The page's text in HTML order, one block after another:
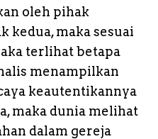
oleh pihak
kedua, maka sesuai
terlihat betapa
menampilkan
keautentikannya
maka dunia melihat
dalam gereja